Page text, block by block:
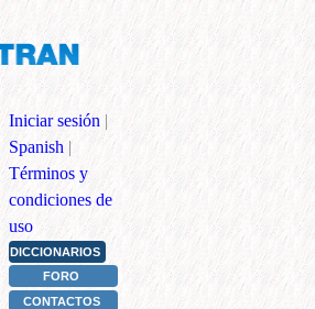
Iniciar sesión |
Spanish |
Términos y
condiciones de
uso
DICCIONARIOS
FORO
CONTACTOS